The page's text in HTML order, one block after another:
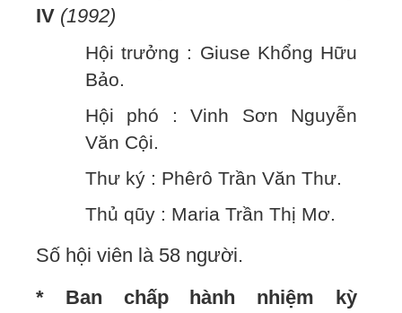
IV (1992)
Hội trưởng : Giuse Khổng Hữu
Bảo.
Hội phó : Vinh Sơn Nguyễn
Văn Cội.
Thư ký : Phêrô Trần Văn Thư.
Thủ qũy : Maria Trần Thị Mơ.
Số hội viên là 58 người.
* Ban chấp hành nhiệm kỳ